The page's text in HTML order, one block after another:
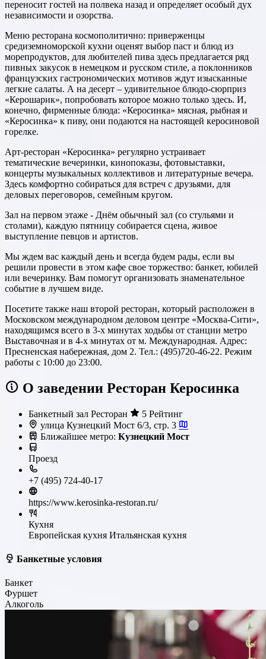
переносит гостей на полвека назад и определяет особый дух
независимости и озорства.
Меню ресторана космополитично: приверженцы
средиземноморской кухни оценят выбор паст и блюд из
морепродуктов, для любителей пива здесь предлагается ряд
пивных закусок в немецком и русском стиле, а поклонников
французских гастрономических мотивов ждут изысканные
легкие салаты. А на десерт – удивительное блюдо-сюрприз
«Керошарик», попробовать которое можно только здесь. И,
конечно, фирменные блюда: «Керосинка» мясная, рыбная и
«Керосинка» к пиву, они подаются на настоящей керосиновой
горелке.
Арт-ресторан «Керосинка» регулярно устраивает
тематические вечеринки, кинопоказы, фотовыставки,
концерты музыкальных коллективов и литературные вечера.
Здесь комфортно собираться для встреч с друзьями, для
деловых переговоров, семейным кругом.
Зал на первом этаже - Днём обычный зал (со стульями и
столами), каждую пятницу собирается сцена, живое
выступление певцов и артистов.
Мы ждем вас каждый день и всегда будем рады, если вы
решили провести в этом кафе свое торжество: банкет, юбилей
или вечеринку. Вам помогут организовать знаменательное
событие в лучшем виде.
Посетите также наш второй ресторан, который расположен в
Московском международном деловом центре «Москва-Сити»,
находящимся всего в 3-х минутах ходьбы от станции метро
Выставочная и в 4-х минутах от м. Международная. Адрес:
Пресненская набережная, дом 2. Тел.: (495)720-46-22. Режим
работы с 10:00 до 23:00.
О заведении Ресторан Керосинка
Банкетный зал Ресторан
5 Рейтинг
улица Кузнецкий Мост 6/3, стр. 3
Ближайшее метро: Кузнецкий Мост
Проезд
+7 (495) 724-40-17
https://www.kerosinka-restoran.ru/
Кухня
Европейская кухня Итальянская кухня
Банкетные условия
Банкет
Фуршет
Алкоголь